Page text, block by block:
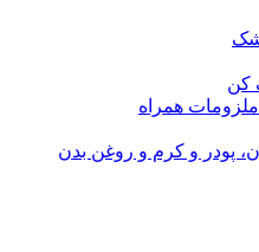
کن
همراه
پودر و کرم و روغن بدن